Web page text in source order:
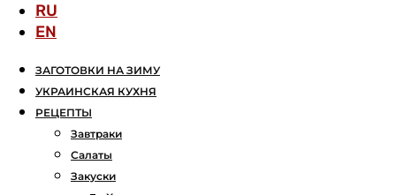
RU
EN
ЗАГОТОВКИ НА ЗИМУ
УКРАИНСКАЯ КУХНЯ
РЕЦЕПТЫ
Завтраки
Салаты
Закуски